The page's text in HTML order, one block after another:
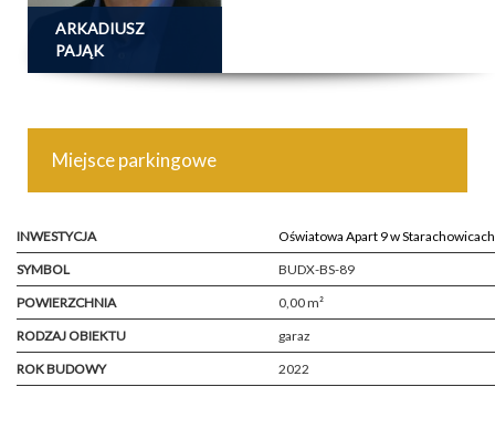
ARKADIUSZ
PAJĄK
Miejsce parkingowe
INWESTYCJA
Oświatowa Apart 9 w Starachowicach
SYMBOL
BUDX-BS-89
POWIERZCHNIA
0,00 m²
RODZAJ OBIEKTU
garaz
ROK BUDOWY
2022